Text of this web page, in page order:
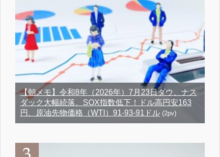
【朝メモ】令和8年（2026年）7月23日ダウ、ナス
ダック大幅続落、SOX指数低下！ドル高円安163
円、原油先物価格（WTI）91-93-91ドル (2pv)